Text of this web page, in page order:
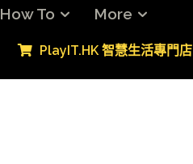
How To More
PlayIT.HK 智慧生活專門店